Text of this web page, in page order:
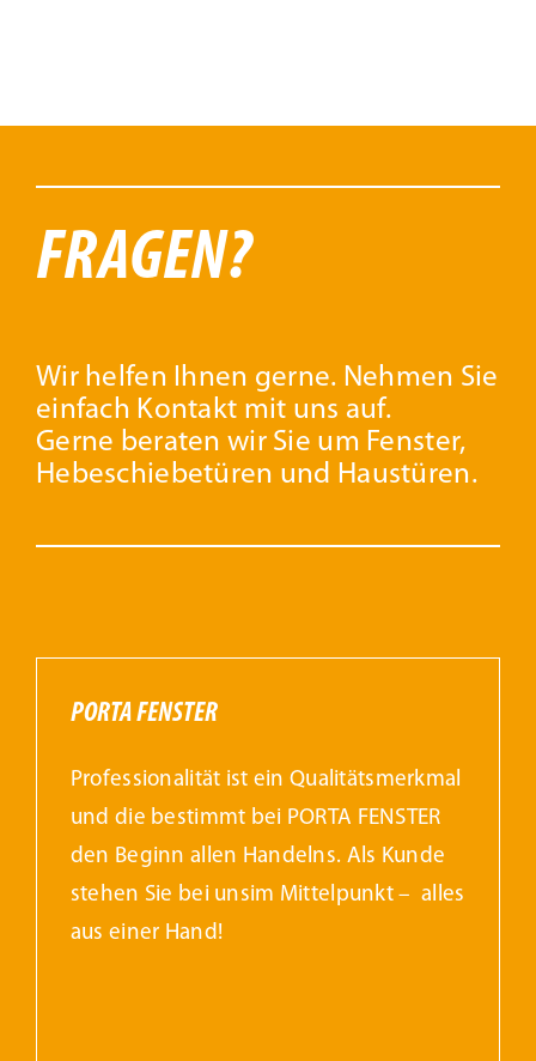
FRAGEN?
Wir helfen Ihnen gerne. Nehmen Sie
einfach Kontakt mit uns auf.
Gerne beraten wir Sie um Fenster,
Hebeschiebetüren und Haustüren.
PORTA FENSTER
Professionalität ist ein Qualitätsmerkmal
und die bestimmt bei PORTA FENSTER
den Beginn allen Handelns. Als Kunde
stehen Sie bei unsim Mittelpunkt – alles
aus einer Hand!